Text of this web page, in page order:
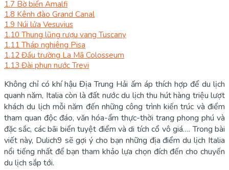
1.7 Bờ biển Amalfi
1.8 Kênh đào Grand Canal
1.9 Núi lửa Vesuvius
1.10 Thung lũng rượu vang Tuscany
1.11 Tháp nghiêng Pisa
1.12 Đấu trường La Mã Colosseum
1.13 Đài phun nước Trevi
Không chỉ có khí hậu Địa Trung Hải ấm áp thích hợp để du lịch
quanh năm, Italia còn là đất nước du lịch thu hút hàng triệu lượt
khách du lịch mỗi năm đến những công trình kiến trúc và điểm
tham quan độc đáo, văn hóa-ẩm thực-thời trang phong phú và
đặc sắc, các bãi biển tuyệt điểm và di tích cổ vô giá…. Trong bài
viết này, Dulich9 sẽ gợi ý cho bạn những địa điểm du lịch Italia
nổi tiếng nhất để bạn tham khảo lựa chọn đích đến cho chuyến
du lịch sắp tới.